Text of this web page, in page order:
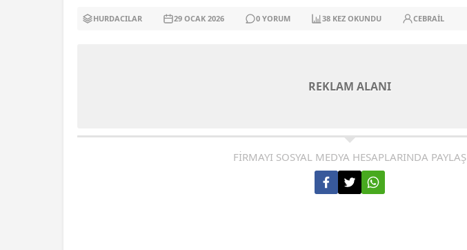
HURDACILAR 29 OCAK 2026 0 YORUM 38 KEZ OKUNDU CEBRAIL
REKLAM ALANI
FİRMAYI SOSYAL MEDYA HESAPLARINDA PAYLAŞ